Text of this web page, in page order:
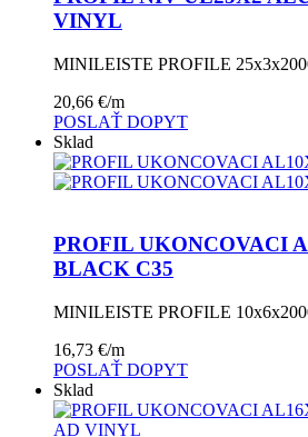
VINYL
MINILEISTE PROFILE
20,66 €/m
POSLAŤ DOPYT
Sklad
PROFIL UKONCOVACI
BLACK C35
MINILEISTE PROFILE
16,73 €/m
POSLAŤ DOPYT
Sklad